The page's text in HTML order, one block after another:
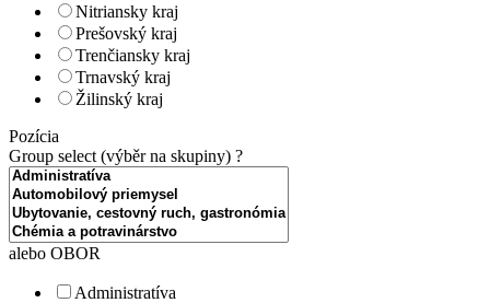
Nitriansky kraj
Prešovský kraj
Trenčiansky kraj
Trnavský kraj
Žilinský kraj
Pozícia
Group select (výběr na skupiny) ?
alebo OBOR
Administratíva